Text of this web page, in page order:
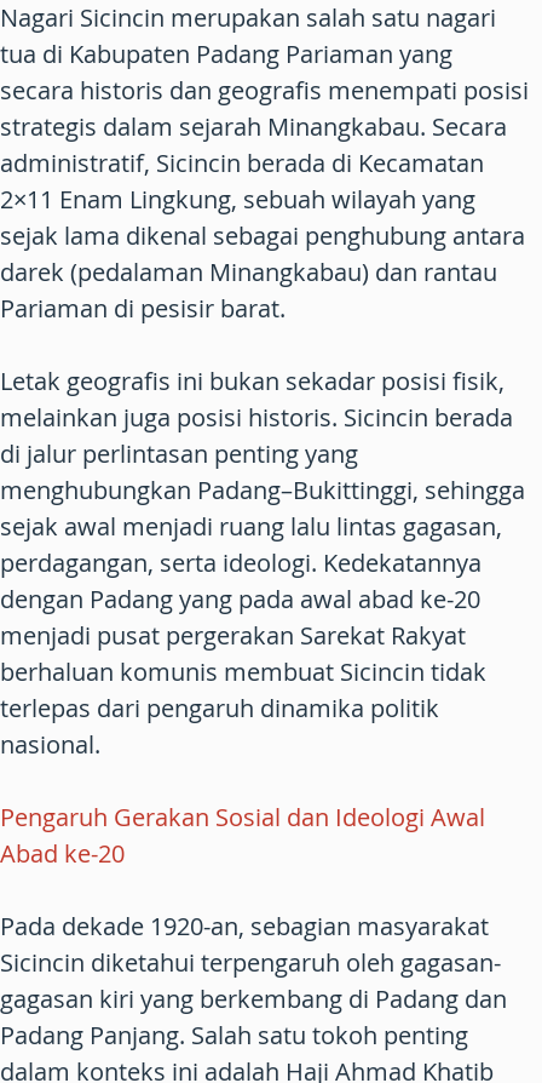
Nagari Sicincin merupakan salah satu nagari
tua di Kabupaten Padang Pariaman yang
secara historis dan geografis menempati posisi
strategis dalam sejarah Minangkabau. Secara
administratif, Sicincin berada di Kecamatan
2×11 Enam Lingkung, sebuah wilayah yang
sejak lama dikenal sebagai penghubung antara
darek (pedalaman Minangkabau) dan rantau
Pariaman di pesisir barat.
Letak geografis ini bukan sekadar posisi fisik,
melainkan juga posisi historis. Sicincin berada
di jalur perlintasan penting yang
menghubungkan Padang–Bukittinggi, sehingga
sejak awal menjadi ruang lalu lintas gagasan,
perdagangan, serta ideologi. Kedekatannya
dengan Padang yang pada awal abad ke-20
menjadi pusat pergerakan Sarekat Rakyat
berhaluan komunis membuat Sicincin tidak
terlepas dari pengaruh dinamika politik
nasional.
Pengaruh Gerakan Sosial dan Ideologi Awal
Abad ke-20
Pada dekade 1920-an, sebagian masyarakat
Sicincin diketahui terpengaruh oleh gagasan-
gagasan kiri yang berkembang di Padang dan
Padang Panjang. Salah satu tokoh penting
dalam konteks ini adalah Haji Ahmad Khatib